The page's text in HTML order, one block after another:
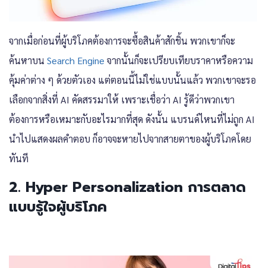
จากเมื่อก่อนที่ผู้บริโภคต้องการจะซื้อสินค้าสักชิ้น พวกเขาก็จะ
ค้นหาบน Search Engine จากนั้นก็จะเปรียบเทียบราคาหรือความ
คุ้มค่าต่าง ๆ ด้วยตัวเอง แต่ตอนนี้ไม่ใช่แบบนั้นแล้ว พวกเขาจะรอ
เลือกจากสิ่งที่ AI คัดสรรมาให้ เพราะเชื่อว่า AI รู้ดีว่าพวกเขา
ต้องการหรือเหมาะกับอะไรมากที่สุด ดังนั้น แบรนด์ไหนที่ไม่ถูก AI
นำไปแสดงผลคำตอบ ก็อาจจะหายไปจากสายตาของผู้บริโภคโดย
ทันที
2. Hyper Personalization การตลาด
แบบรู้ใจผู้บริโภค